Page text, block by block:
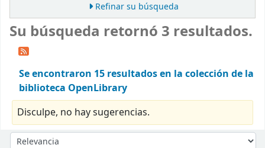
Refinar su búsqueda
Su búsqueda retornó 3 resultados.
Se encontraron 15 resultados en la colección de la
biblioteca OpenLibrary
Disculpe, no hay sugerencias.
Ordenar por: